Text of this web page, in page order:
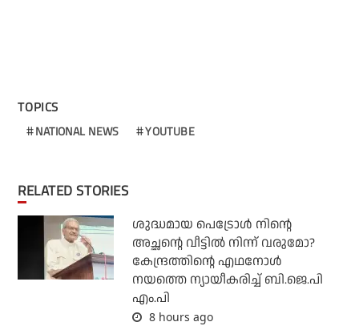
TOPICS
NATIONAL NEWS YOUTUBE
RELATED STORIES
ശുദ്ധമായ പെട്രോള്‍ നിന്റെ
അച്ഛന്റെ വീട്ടില്‍ നിന്ന് വരുമോ?
കേന്ദ്രത്തിന്റെ എഥനോള്‍
നയത്തെ ന്യായീകരിച്ച് ബി.ജെ.പി
എം.പി
8 hours ago